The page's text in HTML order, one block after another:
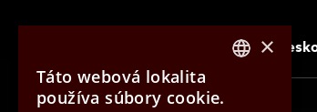
IBG
×
Táto webová lokalita
používa súbory cookie.